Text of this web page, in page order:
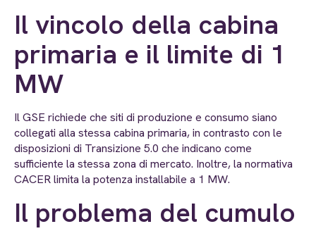
Il vincolo della cabina
primaria e il limite di 1
MW
Il GSE richiede che siti di produzione e consumo siano
collegati alla stessa cabina primaria, in contrasto con le
disposizioni di Transizione 5.0 che indicano come
sufficiente la stessa zona di mercato. Inoltre, la normativa
CACER limita la potenza installabile a 1 MW.
Il problema del cumulo